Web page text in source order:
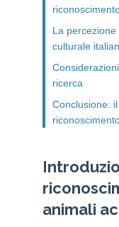
La
culturale
ricerca
Conclusione:
animali